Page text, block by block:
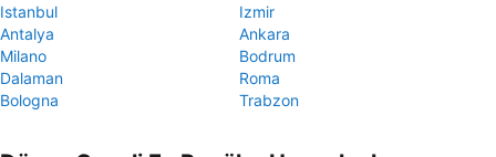
Istanbul
Izmir
Antalya
Ankara
Milano
Bodrum
Dalaman
Roma
Bologna
Trabzon